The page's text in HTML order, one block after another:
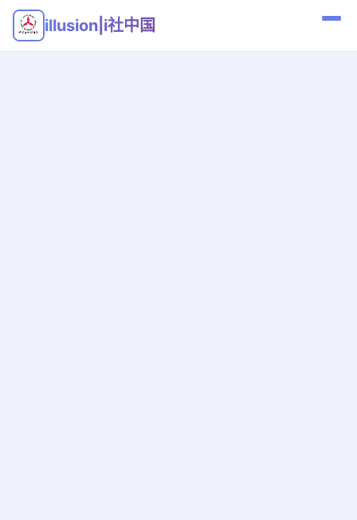
illusion|i社中国